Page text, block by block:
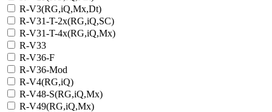
R-V3(RG,iQ,Mx,Dt)
R-V31-T-2x(RG,iQ,SC)
R-V31-T-4x(RG,iQ,Mx)
R-V33
R-V36-F
R-V36-Mod
R-V4(RG,iQ)
R-V48-S(RG,iQ,Mx)
R-V49(RG,iQ,Mx)